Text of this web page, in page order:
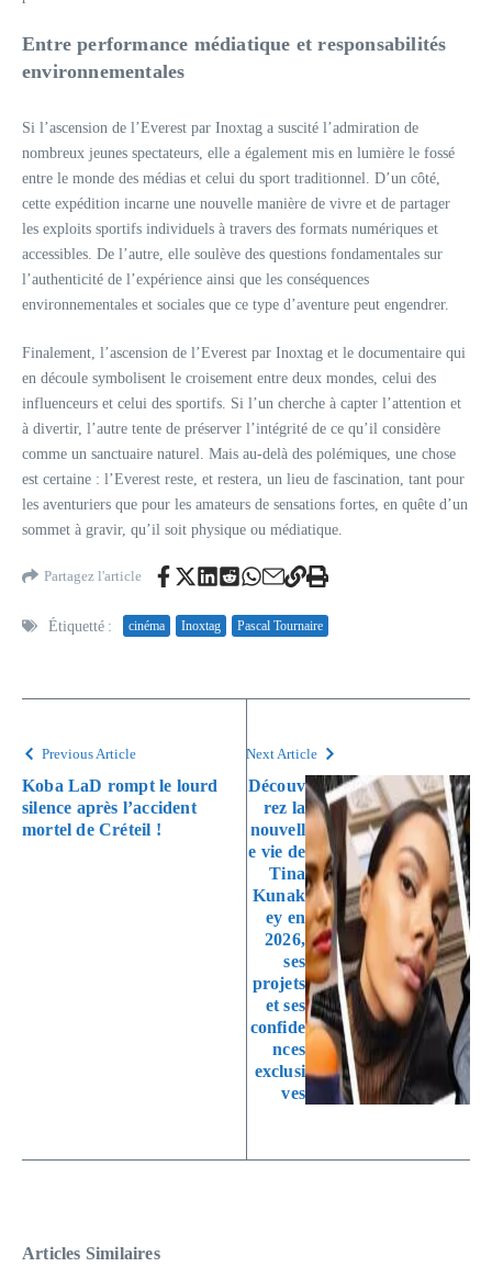
Entre performance médiatique et responsabilités
environnementales
Si l’ascension de l’Everest par Inoxtag a suscité l’admiration de
nombreux jeunes spectateurs, elle a également mis en lumière le fossé
entre le monde des médias et celui du sport traditionnel. D’un côté,
cette expédition incarne une nouvelle manière de vivre et de partager
les exploits sportifs individuels à travers des formats numériques et
accessibles. De l’autre, elle soulève des questions fondamentales sur
l’authenticité de l’expérience ainsi que les conséquences
environnementales et sociales que ce type d’aventure peut engendrer.
Finalement, l’ascension de l’Everest par Inoxtag et le documentaire qui
en découle symbolisent le croisement entre deux mondes, celui des
influenceurs et celui des sportifs. Si l’un cherche à capter l’attention et
à divertir, l’autre tente de préserver l’intégrité de ce qu’il considère
comme un sanctuaire naturel. Mais au-delà des polémiques, une chose
est certaine : l’Everest reste, et restera, un lieu de fascination, tant pour
les aventuriers que pour les amateurs de sensations fortes, en quête d’un
sommet à gravir, qu’il soit physique ou médiatique.
Partagez l'article
Étiquetté : cinéma Inoxtag Pascal Tournaire
Previous Article
Koba LaD rompt le lourd
silence après l’accident
mortel de Créteil !
Next Article
Découv
rez la
nouvell
e vie de
Tina
Kunak
ey en
2026,
ses
projets
et ses
confide
nces
exclusi
ves
Articles Similaires